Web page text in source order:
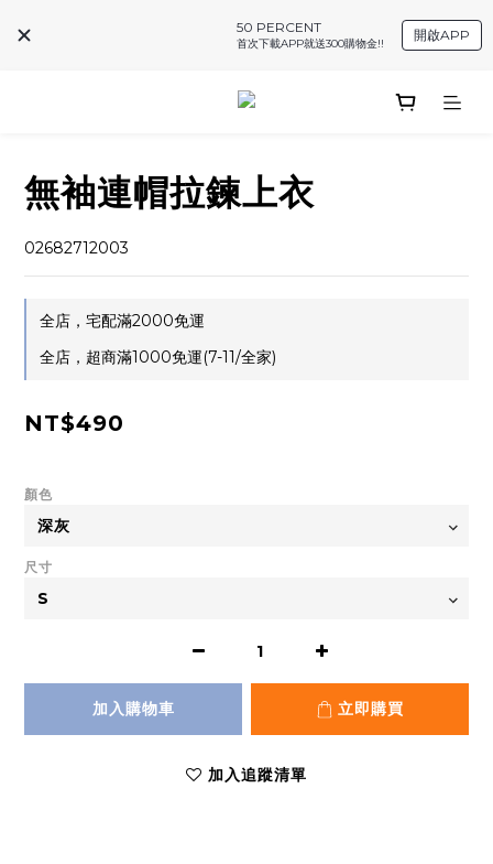
50 PERCENT
首次下載APP就送300購物金!!
開啟APP
無袖連帽拉鍊上衣
02682712003
全店，宅配滿2000免運
全店，超商滿1000免運(7-11/全家)
NT$490
顏色
尺寸
加入購物車 立即購買
加入追蹤清單